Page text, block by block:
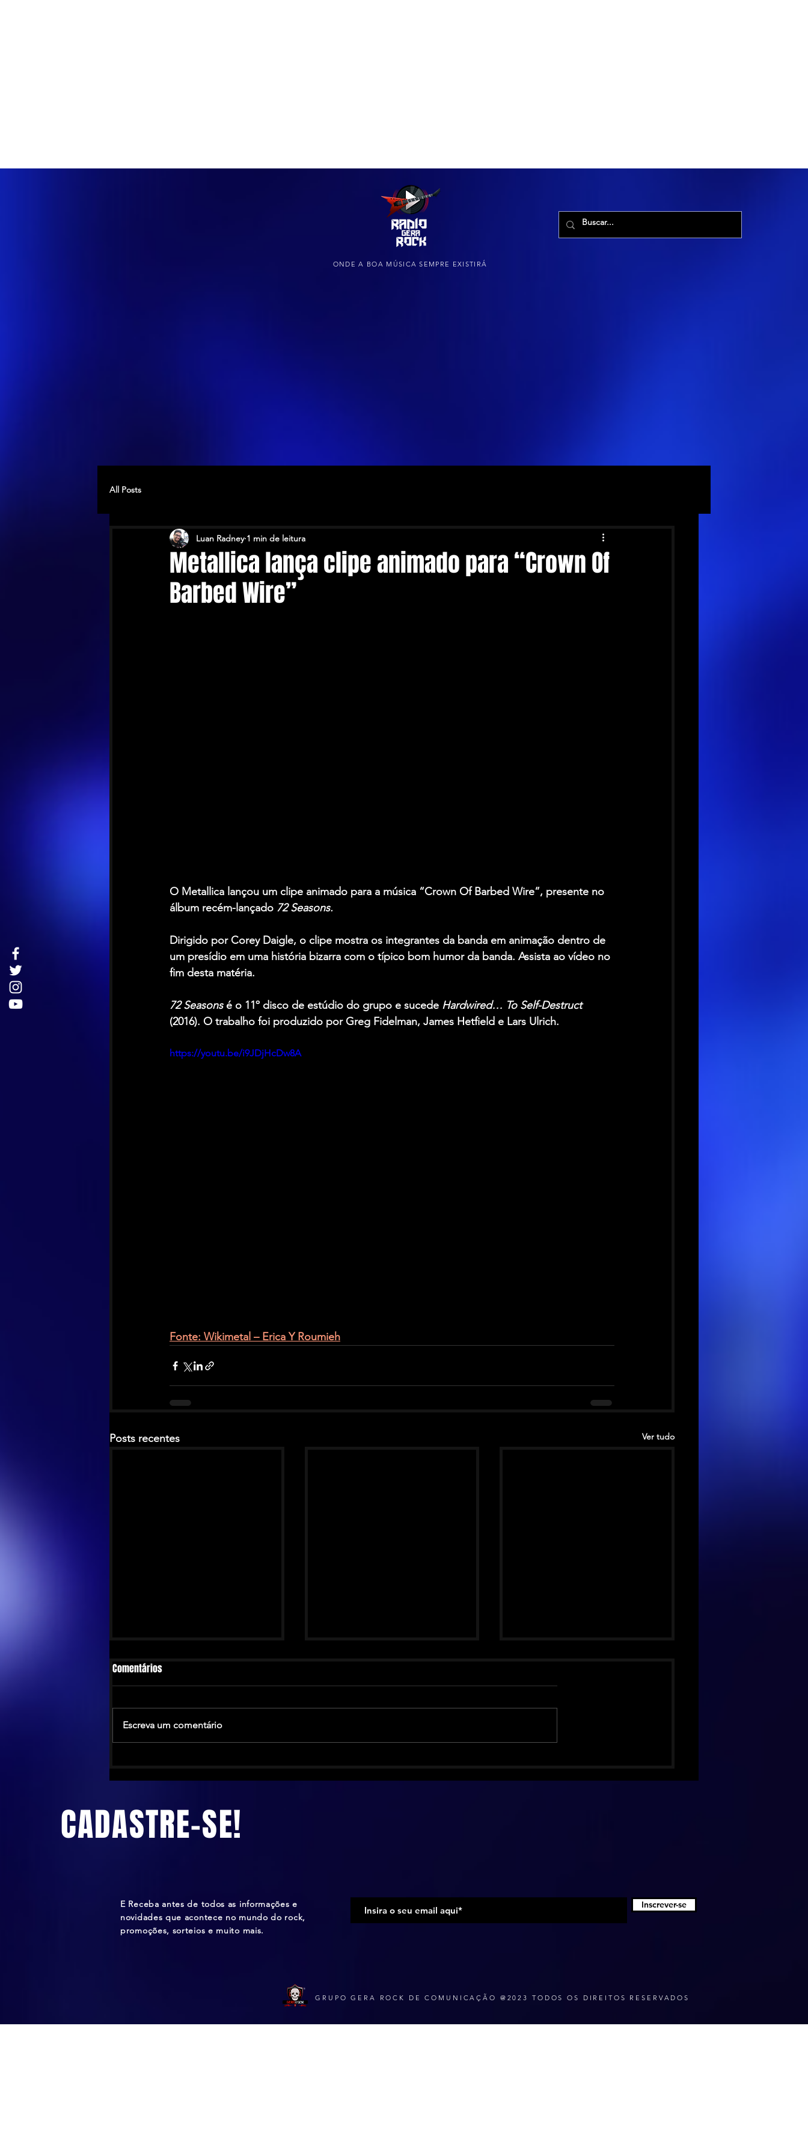
ONDE A BOA MÚSICA SEMPRE EXISTIRÁ
All Posts
Metallica lança clipe animado para “Crown Of
Barbed Wire”
Luan Radney 1 min de leitura
O Metallica lançou um clipe animado para a música “Crown Of Barbed Wire”, presente no
álbum recém-lançado 72 Seasons.
Dirigido por Corey Daigle, o clipe mostra os integrantes da banda em animação dentro de
um presídio em uma história bizarra com o típico bom humor da banda. Assista ao vídeo no
fim desta matéria.
72 Seasons é o 11º disco de estúdio do grupo e sucede Hardwired… To Self-Destruct
(2016). O trabalho foi produzido por Greg Fidelman, James Hetfield e Lars Ulrich.
https://youtu.be/i9JDjHcDw8A
Fonte: Wikimetal – Erica Y Roumieh
Posts recentes Ver tudo
2026
edição de luxo inédita
Comentários
Escreva um comentário
CADASTRE-SE!
E Receba antes de todos as informações e
novidades que acontece no mundo do rock,
promoções, sorteios e muito mais.
Inscrever-se
GRUPO GERA ROCK DE COMUNICAÇÃO @2023 TODOS OS DIREITOS RESERVADOS